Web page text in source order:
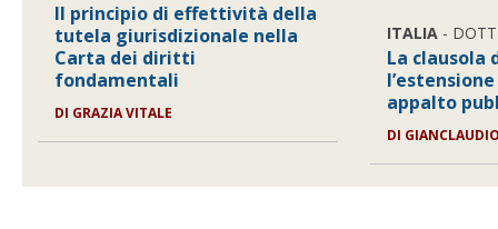
Il principio di effettività della
tutela giurisdizionale nella
Carta dei diritti
fondamentali
DI GRAZIA VITALE
ITALIA -
La clausola
appalto
DI